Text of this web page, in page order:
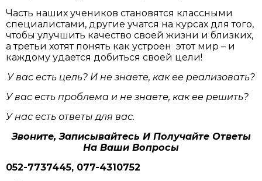
Часть наших учеников становятся классными
специалистами, другие учатся на курсах для того,
чтобы улучшить качество своей жизни и близких,
а третьи хотят понять как устроен этот мир – и
каждому удается добиться своей цели!
У вас есть цель? И не знаете, как ее реализовать?
У вас есть проблема и не знаете, как ее решить?
У нас есть ответы для вас.
Звоните, Записывайтесь И Получайте Ответы
На Ваши Вопросы
052-7737445, 077-4310752